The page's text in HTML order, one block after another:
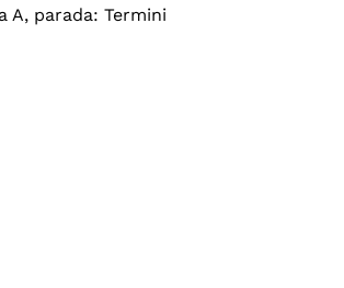
A, parada: Termini